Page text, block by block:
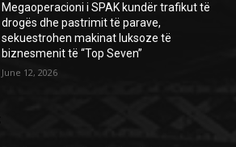
Megaoperacioni i SPAK kundër trafikut të
drogës dhe pastrimit të parave,
sekuestrohen makinat luksoze të
biznesmenit të “Top Seven”
June 12, 2026